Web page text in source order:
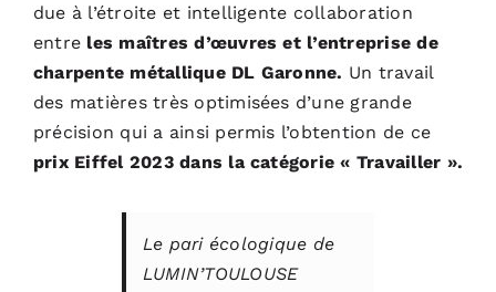
due à l’étroite et intelligente collaboration
entre les maîtres d’œuvres et l’entreprise de
charpente métallique DL Garonne. Un travail
des matières très optimisées d’une grande
précision qui a ainsi permis l’obtention de ce
prix Eiffel 2023 dans la catégorie « Travailler ».
Le pari écologique de
LUMIN’TOULOUSE